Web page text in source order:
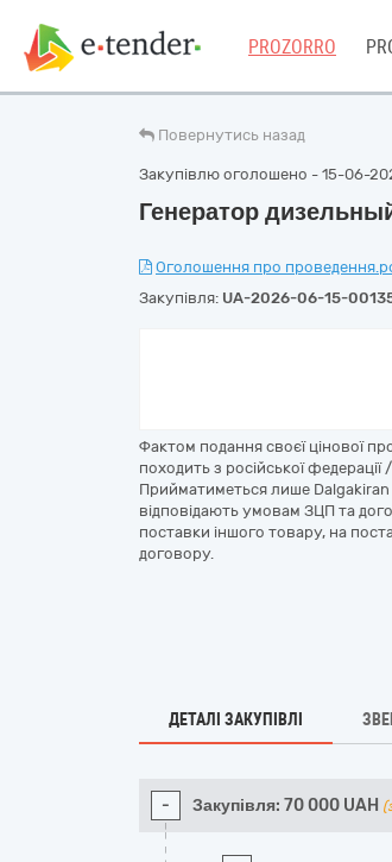
PROZORRO
Повернутись назад
Закупівлю оголошено - 15-06-
Генератор
Оголошення про
Закупівля: UA-2026-06-15-
Фактом подання своєї цінової
походить з російської федерації
Прийматиметься лише
відповідають умовам ЗЦП та
поставки іншого товару, на
договору.
ДЕТАЛІ ЗАКУПІВЛІ
- Закупівля: 70 000 UAH